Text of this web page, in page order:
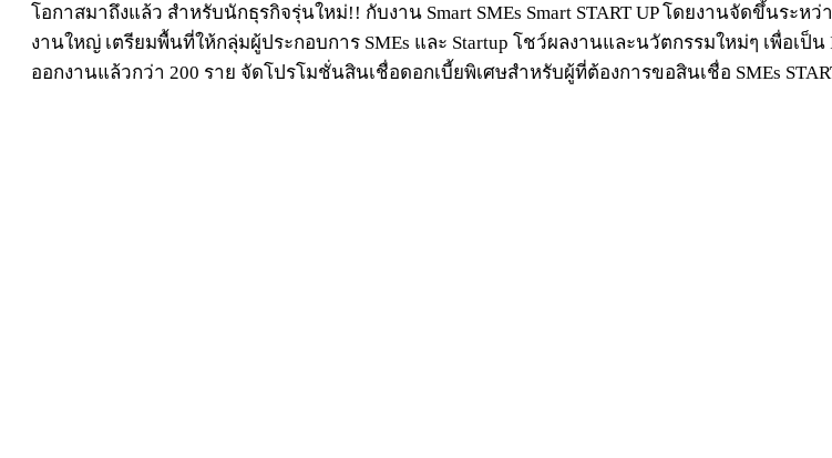
โอกาสมาถึงแล้ว สำหรับนักธุรกิจรุ่นใหม่!! กับงาน Smart SMEs Smart START UP โดยงานจัดขึ้นร
งานใหญ่ เตรียมพื้นที่ให้กลุ่มผู้ประกอบการ SMEs และ Startup โชว์ผลงานและนวัตกรรมใหม่ๆ เพื่อเ
ออกงานแล้วกว่า 200 ราย จัดโปรโมชั่นสินเชื่อดอกเบี้ยพิเศษสำหรับผู้ที่ต้องการขอสินเชื่อ SMEs